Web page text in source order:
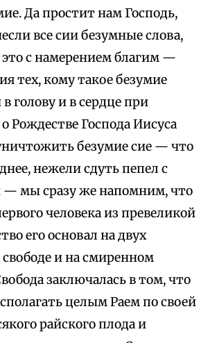
Да простит нам Господь,
все сии безумные слова,
с намерением благим —
тех, кому такое безумие
голову и в сердце при
Рождестве Господа Иисуса
безумие сие — что
нежели сдуть пепел с
— мы сразу же напомним, что
человека из превеликой
его основал на двух
и на смиренном
заключалась в том, что
целым Раем по своей
райского плода и